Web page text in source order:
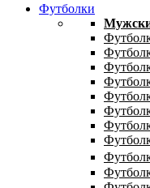
Футболки